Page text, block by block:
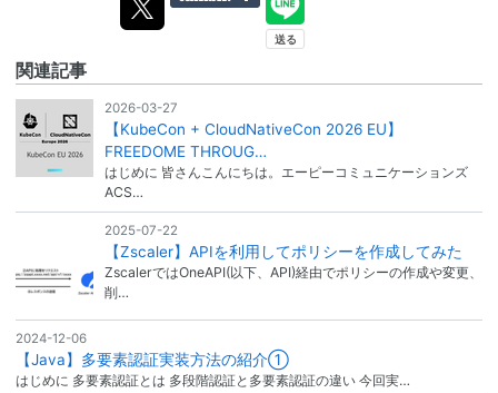
関連記事
2026-03-27
【KubeCon + CloudNativeCon 2026 EU】
FREEDOME THROUG…
はじめに 皆さんこんにちは。エーピーコミュニケーションズ
ACS…
2025-07-22
【Zscaler】APIを利用してポリシーを作成してみた
ZscalerではOneAPI(以下、API)経由でポリシーの作成や変更、
削…
2024-12-06
【Java】多要素認証実装方法の紹介①
はじめに 多要素認証とは 多段階認証と多要素認証の違い 今回実…